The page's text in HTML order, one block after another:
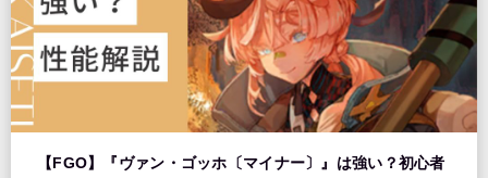
【FGO】『ヴァン・ゴッホ〔マイナー〕』は強い？初心者